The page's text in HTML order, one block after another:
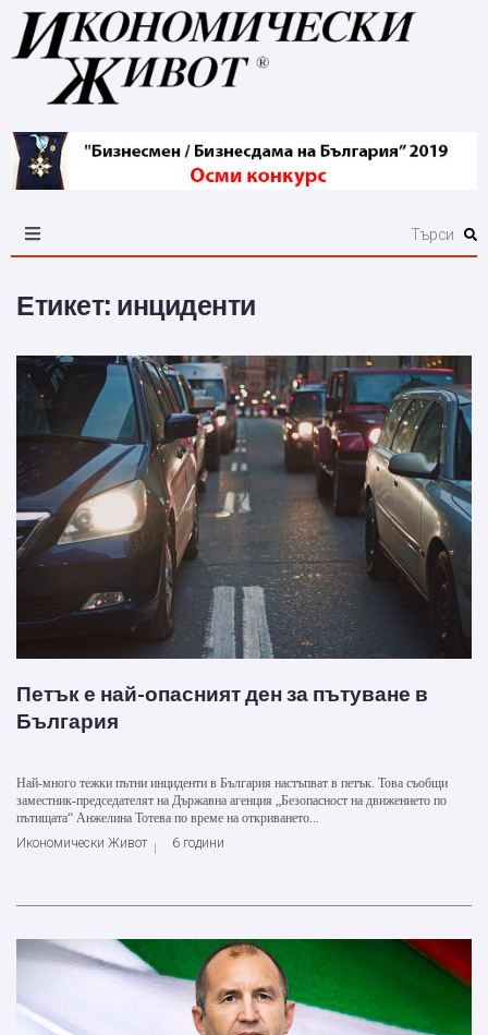
Етикет: инциденти
Петък е най-опасният ден за пътуване в
България
Най-много тежки пътни инциденти в България настъпват в петък. Това съобщи
заместник-председателят на Държавна агенция „Безопасност на движението по
пътищата“ Анжелина Тотева по време на откриването...
Икономически Живот
6 години